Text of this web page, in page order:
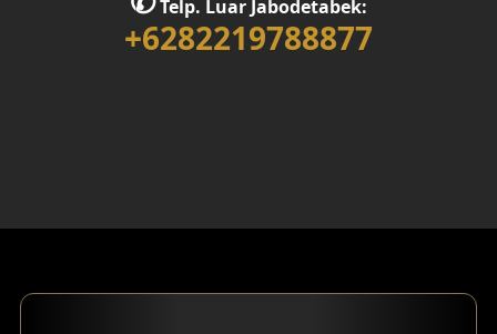
Desain Rumah 1 Lantai
Desain Ruang Kerja
Telp. Luar Jabodetabek:
+6282219788877